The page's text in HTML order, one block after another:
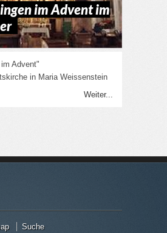
im Advent im
Advent"
in Maria Weissenstein
Weiter...
Suche